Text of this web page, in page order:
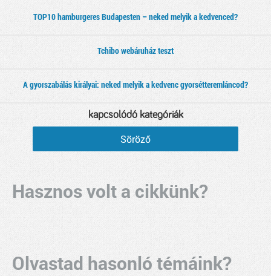
TOP10 hamburgeres Budapesten – neked melyik a kedvenced?
Tchibo webáruház teszt
A gyorszabálás királyai: neked melyik a kedvenc gyorsétteremláncod?
kapcsolódó kategóriák
Söröző
Hasznos volt a cikkünk?
Olvastad hasonló témáink?